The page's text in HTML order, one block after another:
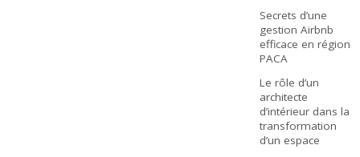
Secrets d’une
gestion Airbnb
efficace en région
PACA
Le rôle d’un
architecte
d’intérieur dans la
transformation
d’un espace